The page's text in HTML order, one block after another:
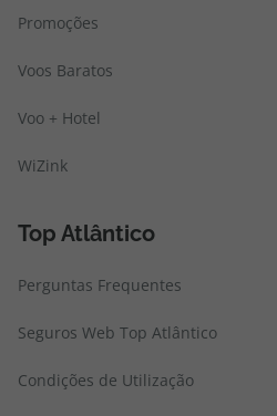
Promoções
Voos Baratos
Voo + Hotel
WiZink
Top Atlântico
Perguntas Frequentes
Seguros Web Top Atlântico
Condições de Utilização